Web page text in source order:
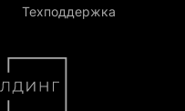
Техподдержка